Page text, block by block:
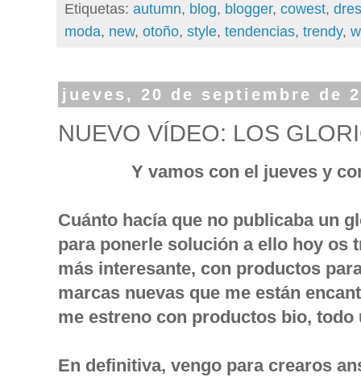
Etiquetas: autumn, blog, blogger, cowest,
moda, new, otoño, style, tendencias, trendy,
jueves, 20 de septiembre de
NUEVO VÍDEO: LOS
Y vamos con el jueves y
Cuánto hacía que no publicaba un
para ponerle solución a ello hoy os
más interesante, con productos
marcas nuevas que me están
me estreno con productos bio, todo
En definitiva, vengo para crearos